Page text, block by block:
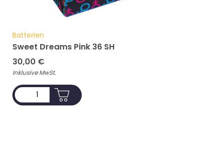
Batterien
Sweet Dreams Pink 36 SH
30,00 €
Inklusive MwSt.